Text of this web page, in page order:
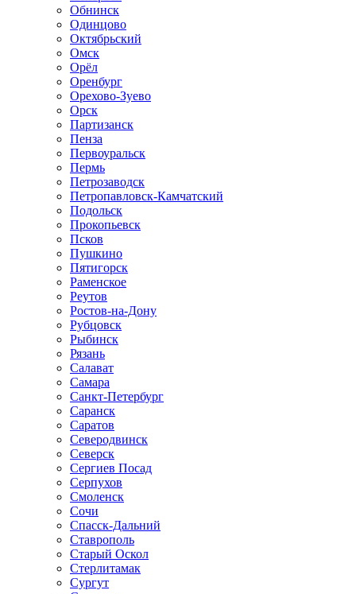
Обнинск
Одинцово
Октябрьский
Омск
Орёл
Оренбург
Орехово-Зуево
Орск
Партизанск
Пенза
Первоуральск
Пермь
Петрозаводск
Петропавловск-Камчатский
Подольск
Прокопьевск
Псков
Пушкино
Пятигорск
Раменское
Реутов
Ростов-на-Дону
Рубцовск
Рыбинск
Рязань
Салават
Самара
Санкт-Петербург
Саранск
Саратов
Северодвинск
Северск
Сергиев Посад
Серпухов
Смоленск
Сочи
Спасск-Дальний
Ставрополь
Старый Оскол
Стерлитамак
Сургут